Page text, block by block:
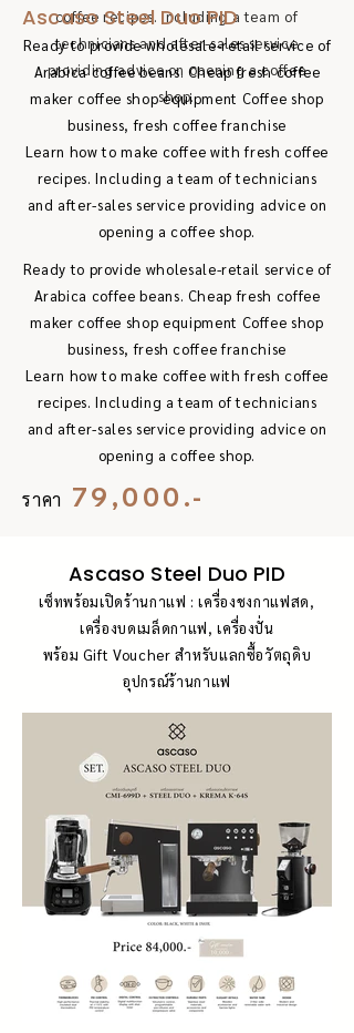
coffee recipes. Including a team of
technicians and after-sales service
providing advice on opening a coffee
shop.
Ascaso Steel Duo PID
Ready to provide wholesale-retail service of
Arabica coffee beans. Cheap fresh coffee
maker coffee shop equipment Coffee shop
business, fresh coffee franchise
Learn how to make coffee with fresh coffee
recipes. Including a team of technicians
and after-sales service providing advice on
opening a coffee shop.
Ready to provide wholesale-retail service of
Arabica coffee beans. Cheap fresh coffee
maker coffee shop equipment Coffee shop
business, fresh coffee franchise
Learn how to make coffee with fresh coffee
recipes. Including a team of technicians
and after-sales service providing advice on
opening a coffee shop.
ราคา 79,000.-
Ascaso Steel Duo PID
เซ็ทพร้อมเปิดร้านกาแฟ : เครื่องชงกาแฟสด,
เครื่องบดเมล็ดกาแฟ, เครื่องปั่น
พร้อม Gift Voucher สำหรับแลกซื้อวัตถุดิบ
อุปกรณ์ร้านกาแฟ